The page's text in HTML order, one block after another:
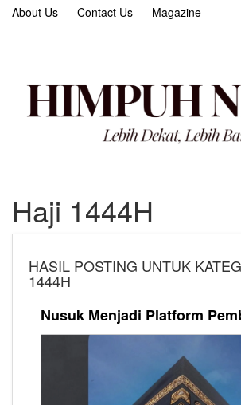
About Us Contact Us Magazine
Haji 1444H
HASIL POSTING UNTUK
1444H